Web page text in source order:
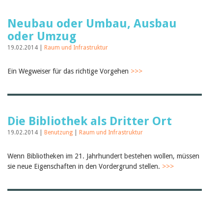
Neubau oder Umbau, Ausbau
oder Umzug
19.02.2014 | Raum und Infrastruktur
Ein Wegweiser für das richtige Vorgehen >>>
Die Bibliothek als Dritter Ort
19.02.2014 | Benutzung Raum und Infrastruktur
Wenn Bibliotheken im 21. Jahrhundert bestehen wollen, müssen
sie neue Eigenschaften in den Vordergrund stellen. >>>